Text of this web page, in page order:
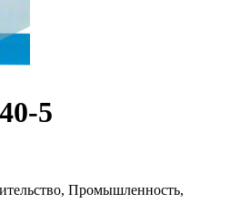
5
Промышленность,